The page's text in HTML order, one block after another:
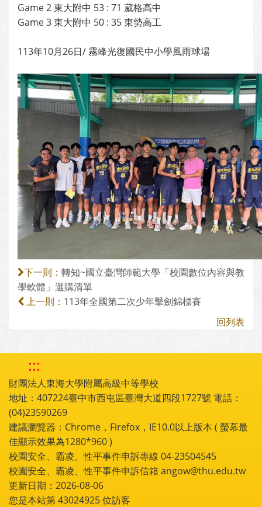
Game 2 東大附中 53 : 71 葳格高中
Game 3 東大附中 50 : 35 東勢高工
113年10月26日/ 霧峰光復國民中小學風雨球場
下一則： 轉知~國立臺灣師範大學「校園數位內容與教
學軟體」選購清單
上一則： 113年全國第二次少年擊劍錦標賽
回列表
:::
財團法人東海大學附屬高級中等學校
地址：407224臺中市西屯區臺灣大道四段1727號 電話：
(04)23590269
建議瀏覽器：Chrome，Firefox，IE10.0以上版本 ( 螢幕最
佳顯示效果為1280*960 )
校園安全、霸凌、性平事件申訴專線 04-23504545
校園安全、霸凌、性平事件申訴信箱 angow@thu.edu.tw
更新日期：2026-08-06
您是本站第43024925位訪客